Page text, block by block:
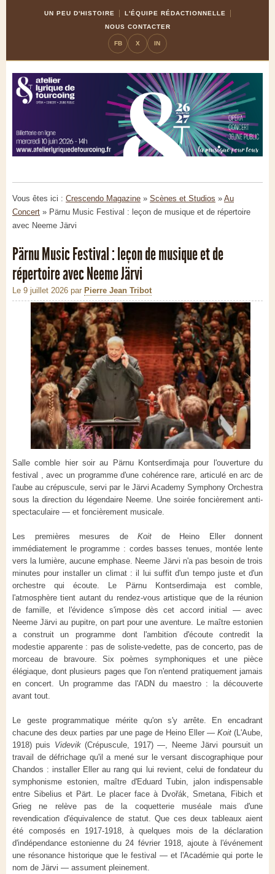
UN PEU D'HISTOIRE
L'ÉQUIPE RÉDACTIONNELLE
NOUS CONTACTER
FB X IN
Vous êtes ici : Crescendo Magazine » Scènes et Studios » Au
Concert » Pärnu Music Festival : leçon de musique et de répertoire
avec Neeme Järvi
Pärnu Music Festival : leçon de musique et de
répertoire avec Neeme Järvi
Le 9 juillet 2026 par Pierre Jean Tribot
Salle comble hier soir au Pärnu Kontserdimaja pour l'ouverture du
festival , avec un programme d'une cohérence rare, articulé en arc de
l'aube au crépuscule, servi par le Järvi Academy Symphony Orchestra
sous la direction du légendaire Neeme. Une soirée foncièrement anti-
spectaculaire — et foncièrement musicale.
Les premières mesures de Koit de Heino Eller donnent
immédiatement le programme : cordes basses tenues, montée lente
vers la lumière, aucune emphase. Neeme Järvi n'a pas besoin de trois
minutes pour installer un climat : il lui suffit d'un tempo juste et d'un
orchestre qui écoute. Le Pärnu Kontserdimaja est comble,
l'atmosphère tient autant du rendez-vous artistique que de la réunion
de famille, et l'évidence s'impose dès cet accord initial — avec
Neeme Järvi au pupitre, on part pour une aventure. Le maître estonien
a construit un programme dont l'ambition d'écoute contredit la
modestie apparente : pas de soliste-vedette, pas de concerto, pas de
morceau de bravoure. Six poèmes symphoniques et une pièce
élégiaque, dont plusieurs pages que l'on n'entend pratiquement jamais
en concert. Un programme das l'ADN du maestro : la découverte
avant tout.
Le geste programmatique mérite qu'on s'y arrête. En encadrant
chacune des deux parties par une page de Heino Eller — Koit (L'Aube,
1918) puis Videvik(Crépuscule, 1917) —, Neeme Järvi poursuit un
travail de défrichage qu'il a mené sur le versant discographique pour
Chandos : installer Eller au rang qui lui revient, celui de fondateur du
symphonisme estonien, maître d'Eduard Tubin, jalon indispensable
entre Sibelius et Pärt. Le placer face à Dvořák, Smetana, Fibich et
Grieg ne relève pas de la coquetterie muséale mais d'une
revendication d'équivalence de statut. Que ces deux tableaux aient
été composés en 1917-1918, à quelques mois de la déclaration
d'indépendance estonienne du 24 février 1918, ajoute à l'événement
une résonance historique que le festival — et l'Académie qui porte le
nom de Järvi — assument pleinement.